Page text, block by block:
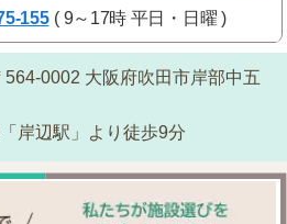
155 ( 9～17時 平日・日曜 )
564-0002 大阪府吹田市岸部中五
岸辺駅」より徒歩9分